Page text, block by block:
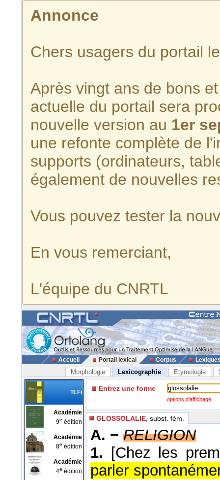
Annonce
Chers usagers du portail
Après vingt ans de bons
actuelle du portail sera
nouvelle version au 1er
une refonte complète de
supports (ordinateurs,
également de nouvelles
Vous pouvez tester la
En vous remerciant,
L'équipe du CNRTL
Accueil Portail lexical Corpus
Morphologie Lexicographie Etymologie
TLFi
Académie
9e édition
Académie
8e édition
Académie
4e édition
Entrez une forme
options d'affichage
GLOSSOLALIE , subst. fém.
A. − RELIGION
1.
[Chez les
parler